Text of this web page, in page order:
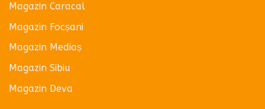
Magazin Caracal
Magazin Focșani
Magazin Mediaș
Magazin Sibiu
Magazin Deva